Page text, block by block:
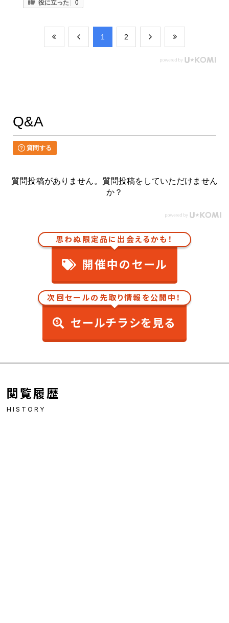
役に立った 0
​1 ​2
Q&A
質問する
質問投稿がありません。質問投稿をしていただけません
か？
思わぬ限定品に出会えるかも！
開催中のセール
次回セールの先取り情報を公開中！
セールチラシを見る
閲覧履歴
HISTORY